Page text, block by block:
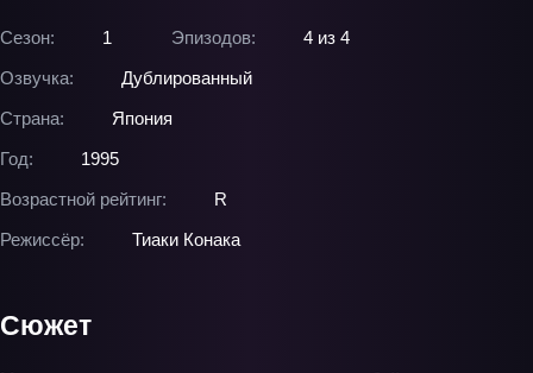
Сезон: 1 Эпизодов:
4 из 4
Озвучка:
Дублированный
Страна:
Япония
Год:
1995
Возрастной рейтинг:
R
Режиссёр:
Тиаки Конака
Сюжет